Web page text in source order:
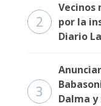
2
por la
Diario
3
Dalma